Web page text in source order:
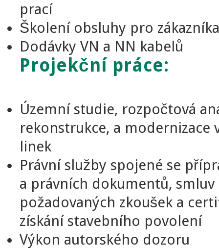
prací
Školení obsluhy pro zákazníka
Dodávky VN a NN kabelů
Projekční práce:
Územní studie, rozpočtová
rekonstrukce, a modernizace
linek
Právní služby spojené se
a právních dokumentů, smluv
požadovaných zkoušek a
získání stavebního povolení
Výkon autorského dozoru